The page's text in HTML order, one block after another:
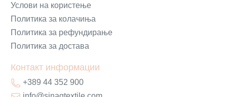
Услови на користење
Политика за колачиња
Политика за рефундирање
Политика за достава
Контакт информации
+389 44 352 900